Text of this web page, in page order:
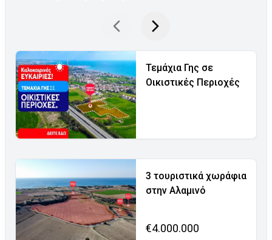
Τεμάχια Γης σε
Οικιστικές Περιοχές
3 τουριστικά χωράφια
στην Αλαμινό
€4.000.000